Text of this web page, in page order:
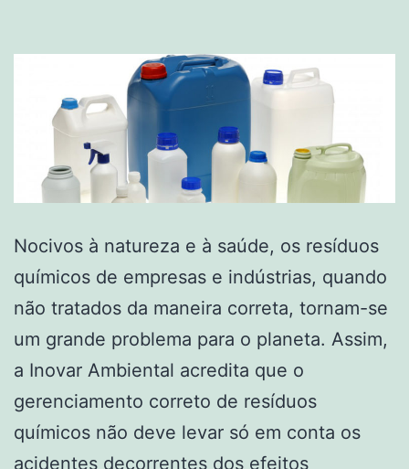
Nocivos à natureza e à saúde, os resíduos
químicos de empresas e indústrias, quando
não tratados da maneira correta, tornam-se
um grande problema para o planeta. Assim,
a Inovar Ambiental acredita que o
gerenciamento correto de resíduos
químicos não deve levar só em conta os
acidentes decorrentes dos efeitos